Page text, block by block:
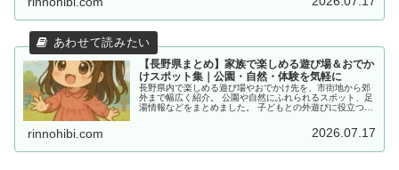
【長野県まとめ】家族で楽しめる遊び場＆おでか
けスポット集｜公園・自然・体験を気軽に
長野県内で楽しめる遊び場やおでかけ先を、市街地から郊
外まで幅広く紹介。 公園や自然にふれられるスポット、足
湯情報などをまとめました。 子どもとの外遊びに役立つ情
rinnohibi.com 2026.07.17